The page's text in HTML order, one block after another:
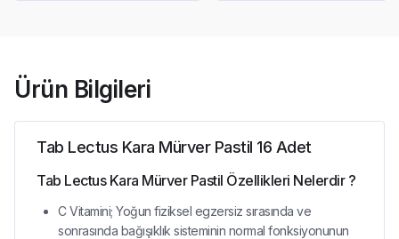
Ürün Bilgileri
Tab Lectus Kara Mürver Pastil 16 Adet
Tab Lectus Kara Mürver Pastil Özellikleri Nelerdir ?
C Vitamini; Yoğun fiziksel egzersiz sırasında ve
sonrasında bağışıklık sisteminin normal fonksiyonunun